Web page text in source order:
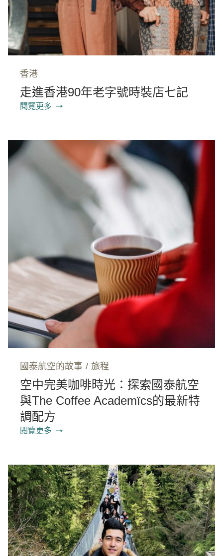
香港
走進香港90年老字號時裝店七記
閱覽更多
國泰航空的故事 / 旅程
空中完美咖啡時光：探索國泰航空
與The Coffee Academïcs的最新特
調配方
閱覽更多